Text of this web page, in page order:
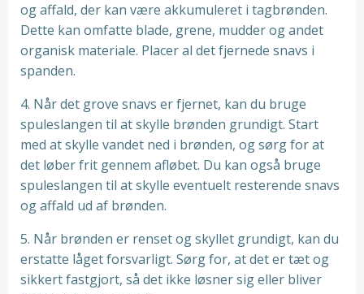
og affald, der kan være akkumuleret i tagbrønden.
Dette kan omfatte blade, grene, mudder og andet
organisk materiale. Placer al det fjernede snavs i
spanden.
4. Når det grove snavs er fjernet, kan du bruge
spuleslangen til at skylle brønden grundigt. Start
med at skylle vandet ned i brønden, og sørg for at
det løber frit gennem afløbet. Du kan også bruge
spuleslangen til at skylle eventuelt resterende snavs
og affald ud af brønden.
5. Når brønden er renset og skyllet grundigt, kan du
erstatte låget forsvarligt. Sørg for, at det er tæt og
sikkert fastgjort, så det ikke løsner sig eller bliver